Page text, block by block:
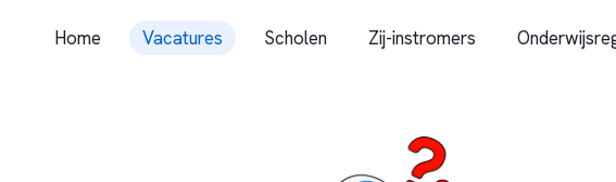
Home Vacatures Scholen Zij-instromers